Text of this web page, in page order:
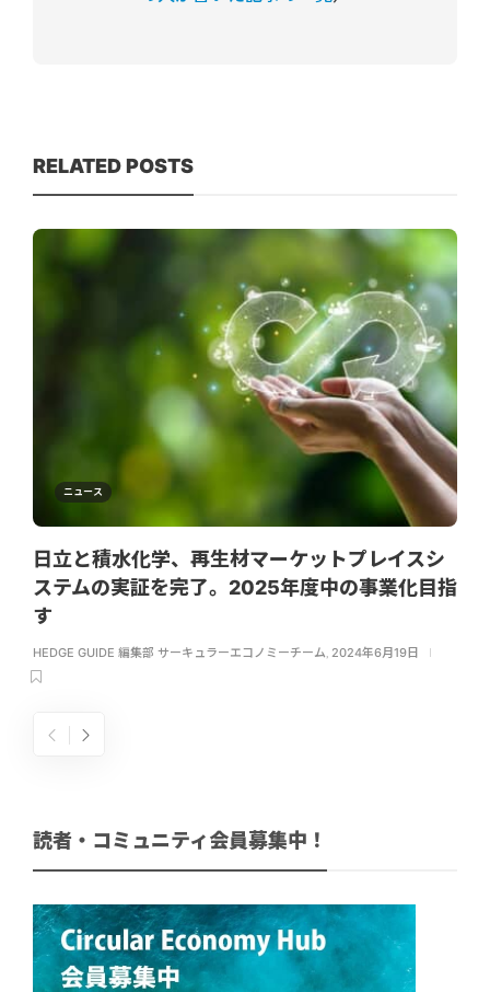
RELATED POSTS
ニュース
日立と積水化学、再生材マーケットプレイスシ
ステムの実証を完了。2025年度中の事業化目指
す
HEDGE GUIDE 編集部 サーキュラーエコノミーチーム, 2024年6月19日
読者・コミュニティ会員募集中！